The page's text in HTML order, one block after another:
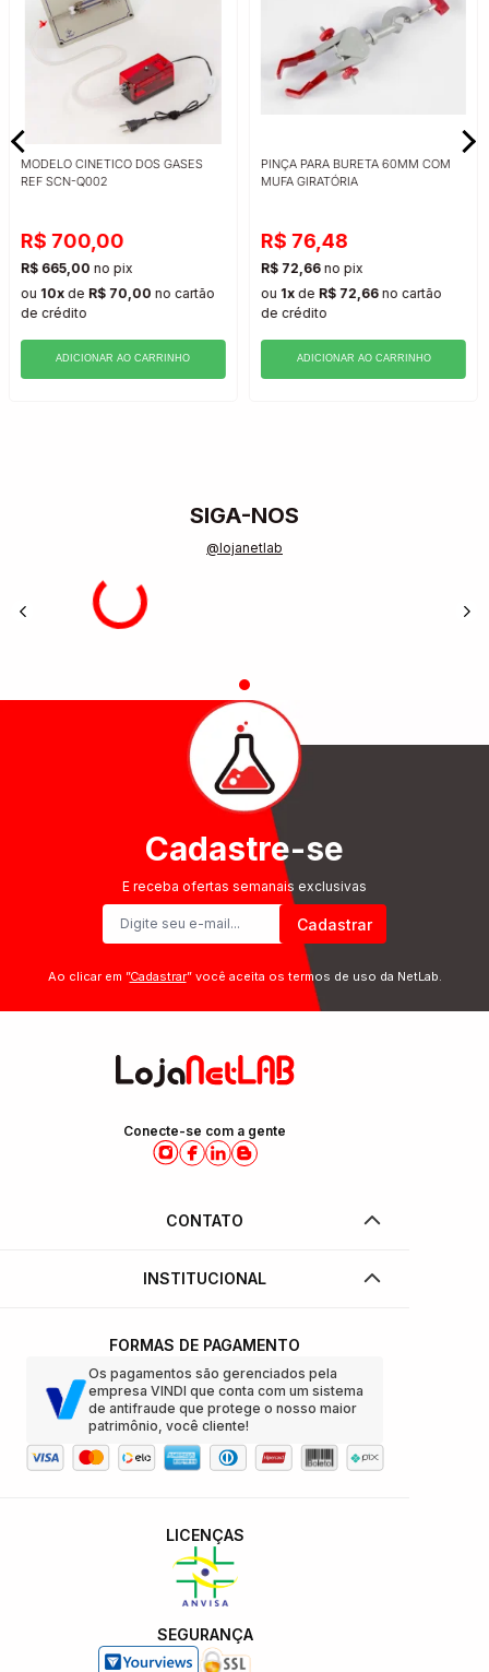
MODELO CINETICO DOS GASES
REF SCN-Q002
R$ 700,00
R$ 665,00 no pix
ou 10xde R$ 70,00 no cartão
de crédito
ADICIONAR AO CARRINHO
PINÇA PARA BURETA 60MM COM
MUFA GIRATÓRIA
R$ 76,48
R$ 72,66 no pix
ou 1x de R$ 72,66 no cartão
de crédito
ADICIONAR AO CARRINHO
SIGA-NOS
@lojanetlab
Cadastre-se
E receba ofertas semanais exclusivas
Cadastrar
Ao clicar em ”Cadastrar” você aceita os termos de uso da NetLab.
Conecte-se com a gente
CONTATO
INSTITUCIONAL
FORMAS DE PAGAMENTO
Os pagamentos são gerenciados pela
empresa VINDI que conta com um sistema
de antifraude que protege o nosso maior
patrimônio, você cliente!
SEGURANÇA
LICENÇAS